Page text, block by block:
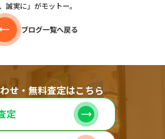
誠実に」がモットー。
ブログ一覧へ戻る
せ・無料査定はこちら
定